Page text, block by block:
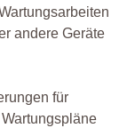
andere Geräte
für